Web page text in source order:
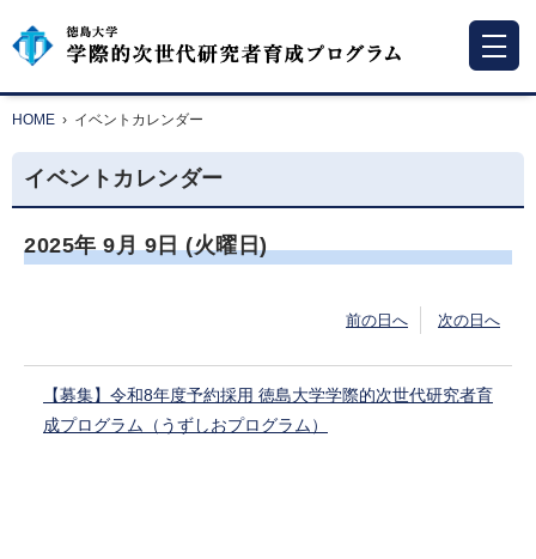
HOME › イベントカレンダー
イベントカレンダー
2025年 9月 9日 (火曜日)
前の日へ 次の日へ
【募集】令和8年度予約採用 徳島大学学際的次世代研究者育
成プログラム（うずしおプログラム）